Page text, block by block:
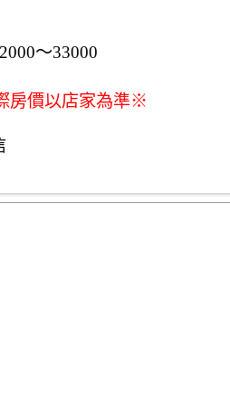
～33000
房價以店家為準※